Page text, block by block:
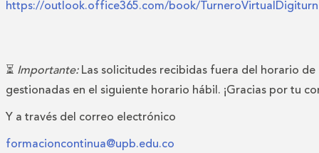
https://outlook.office365.com/book/
⏳ Importante:Las solicitudes recibidas fuera del horario de
gestionadas en el siguiente horario hábil. ¡Gracias por tu
Y a través del correo electrónico
formacioncontinua@upb.edu.co